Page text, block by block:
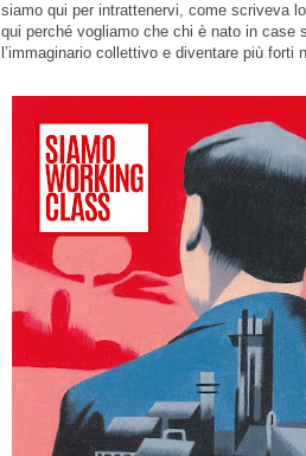
siamo qui per intrattenervi, come scriveva
qui perché vogliamo che chi è nato in case
l’immaginario collettivo e diventare più forti